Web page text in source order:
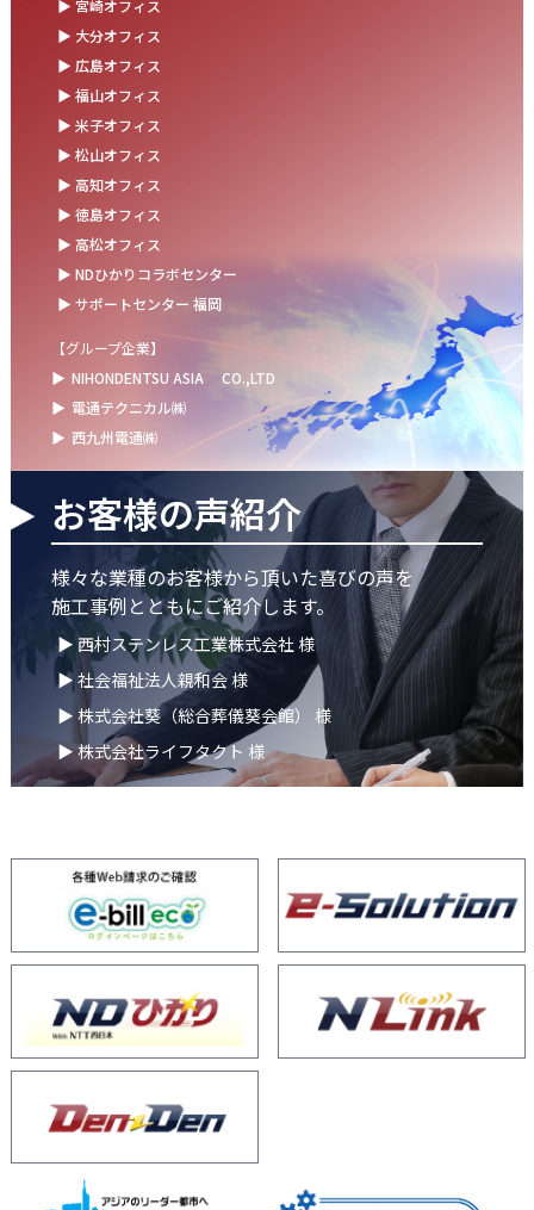
お盆の休業に伴うお知らせ
2025.07.11
事務部会＆懇親会を開催しました！
2025.06.27
＼新卒第9期生 辞令交付式を開催しました／
ウォーターサーバー設置完了！～健康経営の取組み～
▶ 宮崎オフィス
▶ 大分オフィス
▶ 広島オフィス
▶ 福山オフィス
▶ 米子オフィス
▶ 松山オフィス
▶ 高知オフィス
▶ 徳島オフィス
▶ 高松オフィス
▶ NDひかりコラボセンター
▶ サポートセンター 福岡
【グループ企業】
▶ NIHONDENTSU ASIA CO.,LTD
▶ 電通テクニカル㈱
▶ 西九州電通㈱
お客様の声紹介
様々な業種のお客様から頂いた喜びの声を
施工事例とともにご紹介します。
▶ 西村ステンレス工業株式会社 様
▶ 社会福祉法人親和会 様
▶ 株式会社葵（総合葬儀葵会館） 様
▶ 株式会社ライフタクト 様